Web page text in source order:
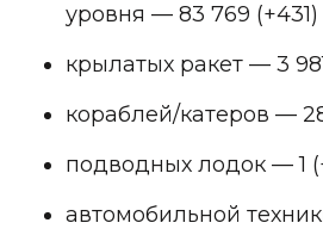
уровня — 83 769 (+431)
крылатых ракет — 3
кораблей/катеров —
подводных лодок — 1
автомобильной